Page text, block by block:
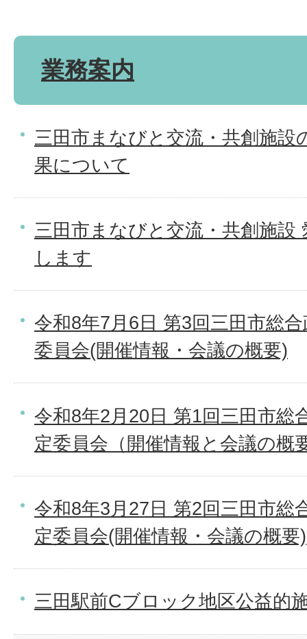
業務案内
三田市まなびと交流・共創施設
果について
三田市まなびと交流・共創施設
します
令和8年7月6日 第3回三田市総
委員会(開催情報・会議の概要)
令和8年2月20日 第1回三田市総
定委員会（開催情報と会議の概
令和8年3月27日 第2回三田市総
定委員会(開催情報・会議の概要)
三田駅前Cブロック地区公益的